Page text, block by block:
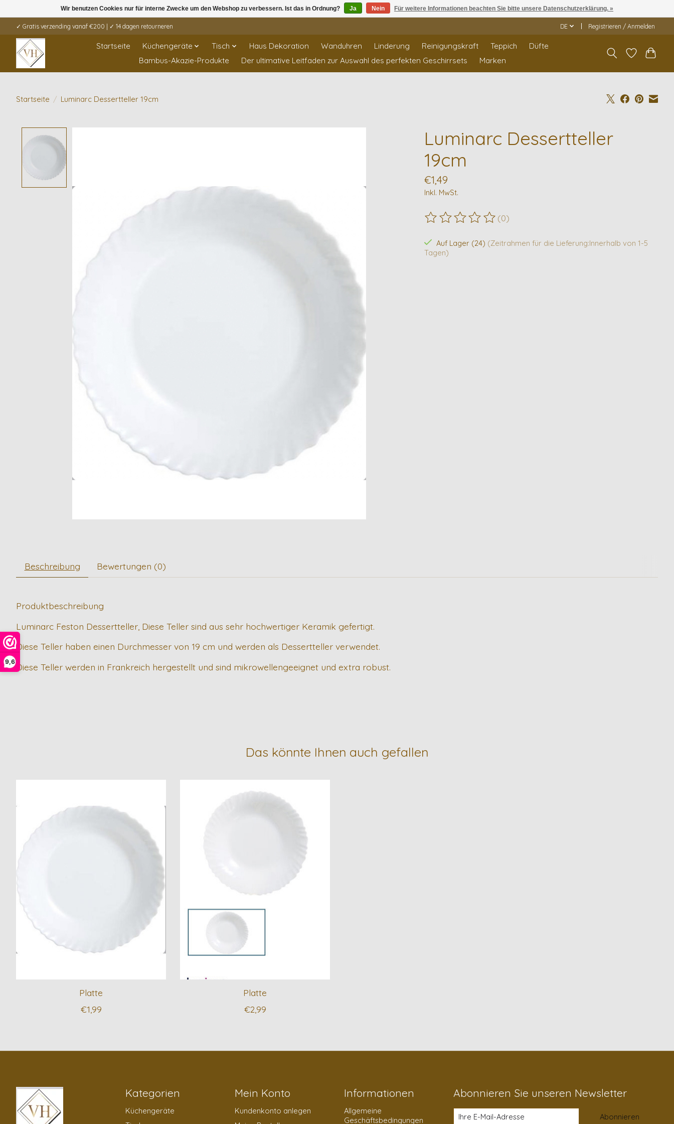
9,6
✓ Gratis verzending vanaf €200 | ✓ 14 dagen retourneren DE Registrieren / Anmelden
Startseite Küchengeräte Tisch Haus Dekoration Wanduhren Linderung Reinigungskraft Teppich
Düfte
Bambus-Akazie-Produkte
Der ultimative Leitfaden zur Auswahl des perfekten Geschirrsets Marken
Startseite / Luminarc Dessertteller 19cm
Luminarc Dessertteller
19cm
€1,49
Inkl. MwSt.
Die Bewertung dieses Produkts ist
(0)
Auf Lager (24) (Zeitrahmen für die Lieferung:Innerhalb von 1-5
Tagen)
Beschreibung Bewertungen (0)
Produktbeschreibung
Luminarc Feston Dessertteller, Diese Teller sind aus sehr hochwertiger Keramik gefertigt.
Diese Teller haben einen Durchmesser von 19 cm und werden als Dessertteller verwendet.
Diese Teller werden in Frankreich hergestellt und sind mikrowellengeeignet und extra robust.
Das könnte Ihnen auch gefallen
Platte
€1,99
Platte
€2,99
Kategorien
Küchengeräte
Mein Konto
Kundenkonto anlegen
Informationen
Allgemeine
Geschäftsbedingungen
Abonnieren Sie unseren Newsletter
Abonnieren
Wir benutzen Cookies nur für interne Zwecke um den Webshop zu verbessern. Ist das in Ordnung? Ja Nein Für weitere Informationen beachten Sie bitte unsere Datenschutzerklärung. »